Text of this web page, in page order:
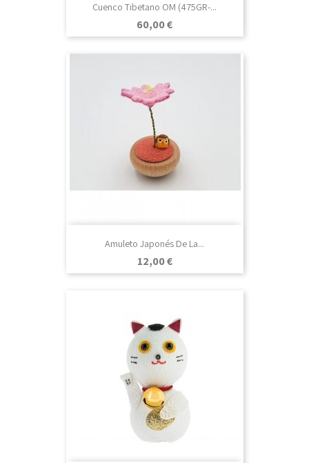
Cuenco Tibetano OM (475GR-...
Precio
60,00 €
Amuleto Japonés De La...
Precio
12,00 €